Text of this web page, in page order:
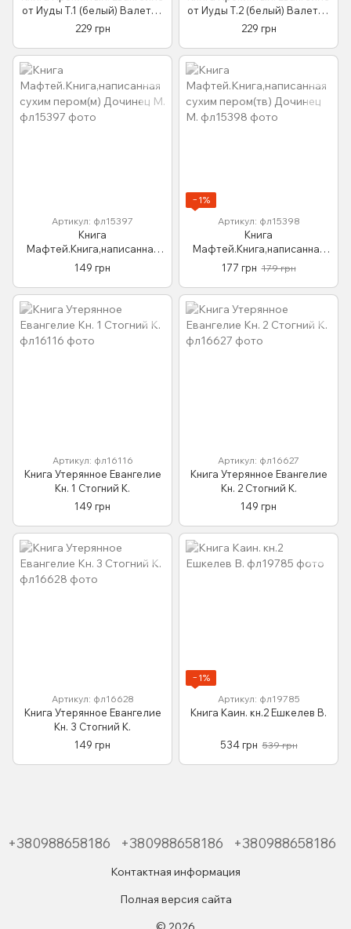
от Иуды Т.1 (белый) Валетов
Ян
229 грн
от Иуды Т.2 (белый) Валетов
Ян
229 грн
Артикул: фл15397
Книга
Мафтей.Книга,написанная
сухим пером(м) Дочинец М.
149 грн
−1%
Артикул: фл15398
Книга
Мафтей.Книга,написанная
сухим пером(тв) Дочинец М.
177 грн 179 грн
Артикул: фл16116
Книга Утерянное Евангелие
Кн. 1 Стогний К.
149 грн
Артикул: фл16627
Книга Утерянное Евангелие
Кн. 2 Стогний К.
149 грн
Артикул: фл16628
Книга Утерянное Евангелие
Кн. 3 Стогний К.
149 грн
−1%
Артикул: фл19785
Книга Каин. кн.2 Ешкелев В.
534 грн 539 грн
+380988658186 +380988658186 +380988658186
Контактная информация
Полная версия сайта